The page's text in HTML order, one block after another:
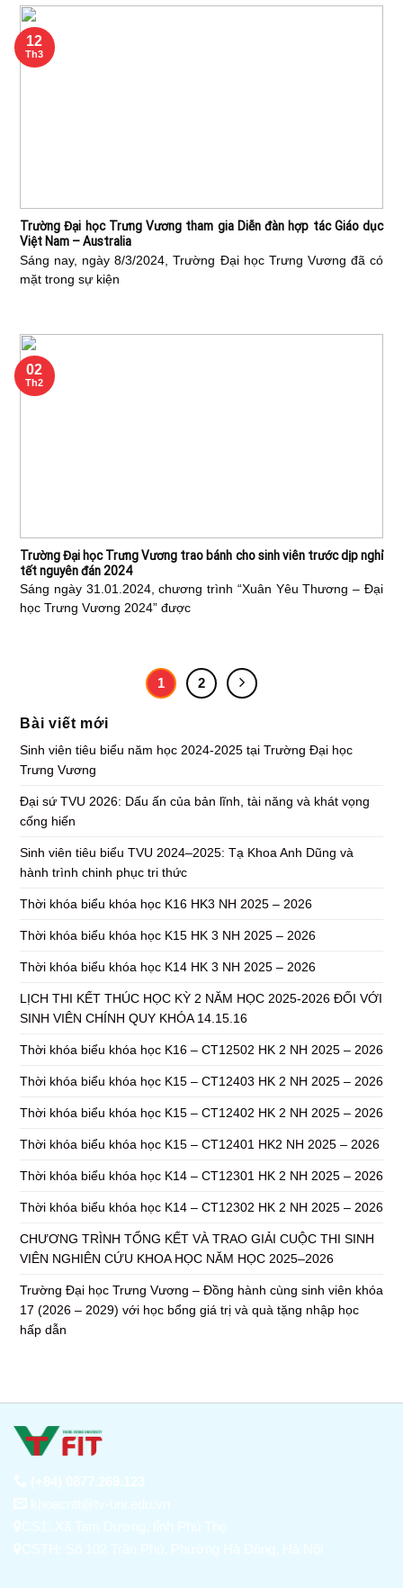
Trường Đại học Trưng Vương tham gia Diễn đàn hợp tác Giáo dục
Việt Nam – Australia
Sáng nay, ngày 8/3/2024, Trường Đại học Trưng Vương đã có
mặt trong sự kiện
12
Th3
Trường Đại học Trưng Vương trao bánh cho sinh viên trước dịp nghỉ
tết nguyên đán 2024
Sáng ngày 31.01.2024, chương trình “Xuân Yêu Thương – Đại
học Trưng Vương 2024” được
02
Th2
1 2
Bài viết mới
Sinh viên tiêu biểu năm học 2024-2025 tại Trường Đại học
Trưng Vương
Đại sứ TVU 2026: Dấu ấn của bản lĩnh, tài năng và khát vọng
cống hiến
Sinh viên tiêu biểu TVU 2024–2025: Tạ Khoa Anh Dũng và
hành trình chinh phục tri thức
Thời khóa biểu khóa học K16 HK3 NH 2025 – 2026
Thời khóa biểu khóa học K15 HK 3 NH 2025 – 2026
Thời khóa biểu khóa học K14 HK 3 NH 2025 – 2026
LỊCH THI KẾT THÚC HỌC KỲ 2 NĂM HỌC 2025-2026 ĐỐI VỚI
SINH VIÊN CHÍNH QUY KHÓA 14.15.16
Thời khóa biểu khóa học K16 – CT12502 HK 2 NH 2025 – 2026
Thời khóa biểu khóa học K15 – CT12403 HK 2 NH 2025 – 2026
Thời khóa biểu khóa học K15 – CT12402 HK 2 NH 2025 – 2026
Thời khóa biểu khóa học K15 – CT12401 HK2 NH 2025 – 2026
Thời khóa biểu khóa học K14 – CT12301 HK 2 NH 2025 – 2026
Thời khóa biểu khóa học K14 – CT12302 HK 2 NH 2025 – 2026
CHƯƠNG TRÌNH TỔNG KẾT VÀ TRAO GIẢI CUỘC THI SINH
VIÊN NGHIÊN CỨU KHOA HỌC NĂM HỌC 2025–2026
Trường Đại học Trưng Vương – Đồng hành cùng sinh viên khóa
17 (2026 – 2029) với học bổng giá trị và quà tặng nhập học
hấp dẫn